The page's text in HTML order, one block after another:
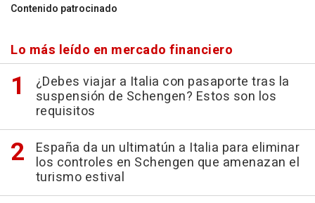
Contenido patrocinado
Lo más leído en mercado financiero
¿Debes viajar a Italia con pasaporte tras la
suspensión de Schengen? Estos son los
requisitos
España da un ultimatún a Italia para eliminar
los controles en Schengen que amenazan el
turismo estival